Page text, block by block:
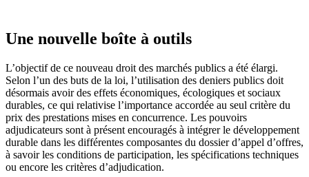
Une nouvelle boîte à outils
L’objectif de ce nouveau droit des marchés publics a été élargi.
Selon l’un des buts de la loi, l’utilisation des deniers publics doit
désormais avoir des effets économiques, écologiques et sociaux
durables, ce qui relativise l’importance accordée au seul critère du
prix des prestations mises en concurrence. Les pouvoirs
adjudicateurs sont à présent encouragés à intégrer le développement
durable dans les différentes composantes du dossier d’appel d’offres,
à savoir les conditions de participation, les spécifications techniques
ou encore les critères d’adjudication.